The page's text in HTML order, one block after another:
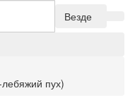
Везде
пух)